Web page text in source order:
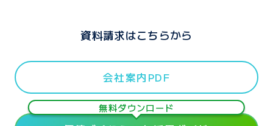
資料請求はこちらから
会社案内PDF
無料ダウンロード